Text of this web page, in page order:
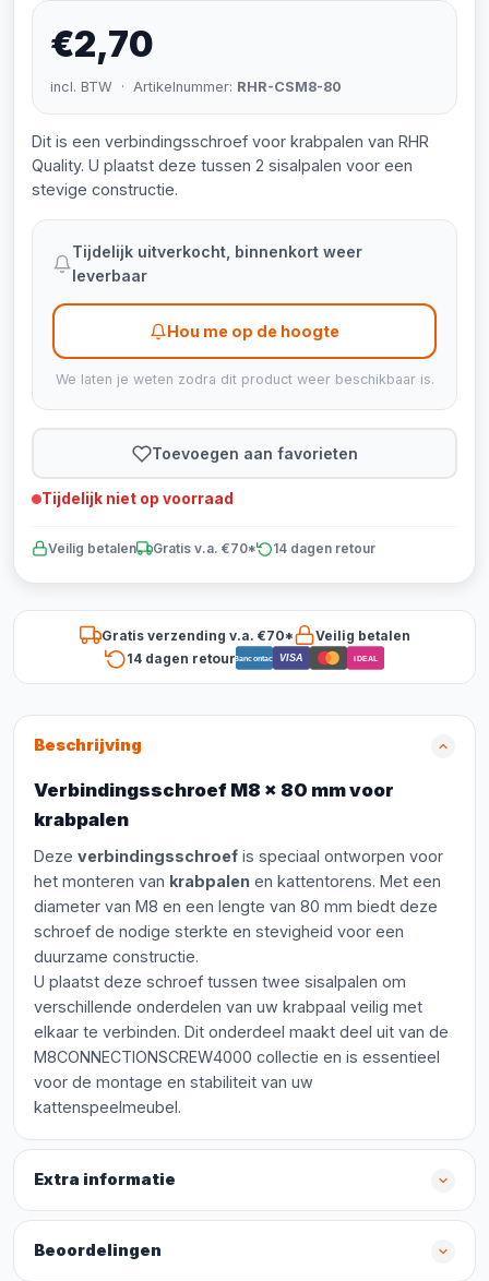
€2,70
incl. BTW · Artikelnummer: RHR-CSM8-80
Dit is een verbindingsschroef voor krabpalen van RHR
Quality. U plaatst deze tussen 2 sisalpalen voor een
stevige constructie.
Tijdelijk uitverkocht, binnenkort weer
leverbaar
Hou me op de hoogte
We laten je weten zodra dit product weer beschikbaar is.
Toevoegen aan favorieten
Tijdelijk niet op voorraad
Veilig betalen Gratis v.a. €70* 14 dagen retour
Gratis verzending v.a. €70*
Veilig betalen
14 dagen retourBancontact VISA iDEAL
Beschrijving
Verbindingsschroef M8 x 80 mm voor
krabpalen
Deze verbindingsschroef is speciaal ontworpen voor
het monteren van krabpalen en kattentorens. Met een
diameter van M8 en een lengte van 80 mm biedt deze
schroef de nodige sterkte en stevigheid voor een
duurzame constructie.
U plaatst deze schroef tussen twee sisalpalen om
verschillende onderdelen van uw krabpaal veilig met
elkaar te verbinden. Dit onderdeel maakt deel uit van de
M8CONNECTIONSCREW4000 collectie en is essentieel
voor de montage en stabiliteit van uw
kattenspeelmeubel.
Extra informatie
Beoordelingen